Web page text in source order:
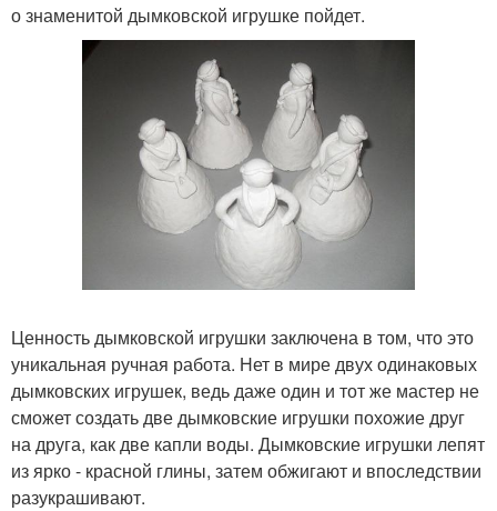
о знаменитой дымковской игрушке пойдет.
Ценность дымковской игрушки заключена в том, что это
уникальная ручная работа. Нет в мире двух одинаковых
дымковских игрушек, ведь даже один и тот же мастер не
сможет создать две дымковские игрушки похожие друг
на друга, как две капли воды. Дымковские игрушки лепят
из ярко - красной глины, затем обжигают и впоследствии
разукрашивают.